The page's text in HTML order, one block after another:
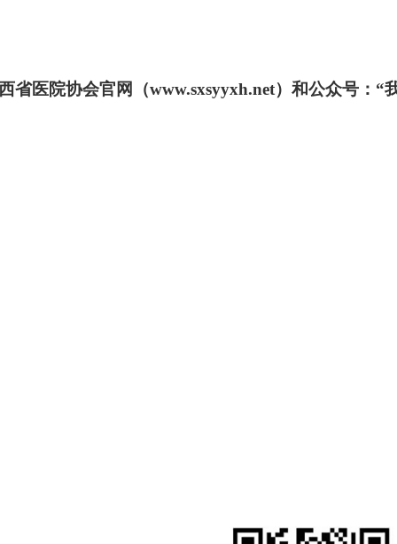
省医院协会官网（www.sxsyyxh.net）和公众号：